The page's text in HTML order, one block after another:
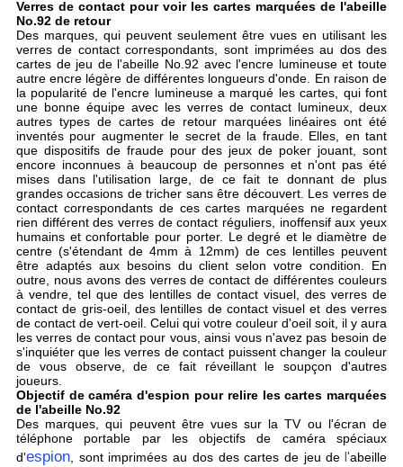
Verres de contact pour voir les cartes marquées de l'abeille
No.92 de retour
Des marques, qui peuvent seulement être vues en utilisant les
verres de contact correspondants, sont imprimées au dos des
cartes de jeu de l'abeille No.92 avec l'encre lumineuse et toute
autre encre légère de différentes longueurs d'onde. En raison de
la popularité de l'encre lumineuse a marqué les cartes, qui font
une bonne équipe avec les verres de contact lumineux, deux
autres types de cartes de retour marquées linéaires ont été
inventés pour augmenter le secret de la fraude. Elles, en tant
que dispositifs de fraude pour des jeux de poker jouant, sont
encore inconnues à beaucoup de personnes et n'ont pas été
mises dans l'utilisation large, de ce fait te donnant de plus
grandes occasions de tricher sans être découvert. Les verres de
contact correspondants de ces cartes marquées ne regardent
rien différent des verres de contact réguliers, inoffensif aux yeux
humains et confortable pour porter. Le degré et le diamètre de
centre (s'étendant de 4mm à 12mm) de ces lentilles peuvent
être adaptés aux besoins du client selon votre condition. En
outre, nous avons des verres de contact de différentes couleurs
à vendre, tel que des lentilles de contact visuel, des verres de
contact de gris-oeil, des lentilles de contact visuel et des verres
de contact de vert-oeil. Celui qui votre couleur d'oeil soit, il y aura
les verres de contact pour vous, ainsi vous n'avez pas besoin de
s'inquiéter que les verres de contact puissent changer la couleur
de vous observe, de ce fait réveillant le soupçon d'autres
joueurs.
Objectif de caméra d'espion pour relire les cartes marquées
de l'abeille No.92
Des marques, qui peuvent être vues sur la TV ou l'écran de
téléphone portable par les objectifs de caméra spéciaux
d'espion, sont imprimées au dos des cartes de jeu de l'abeille